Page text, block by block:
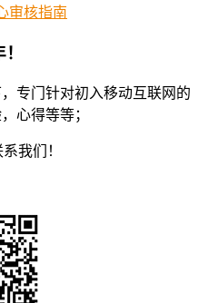
审核指南
专门针对初入移动互联网的
心得等等；
我们！